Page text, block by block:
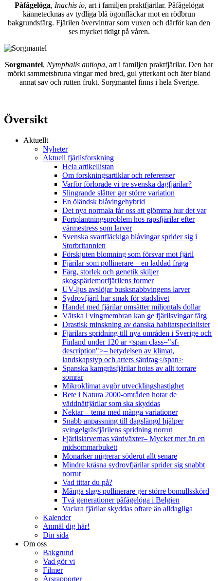
Påfågelöga, Inachis io, art i familjen praktfjärilar. Påfågelögat
kännetecknas av tydliga blå ögonfläckar mot en rödbrun
bakgrundsfärg. Fjärilen övervintrar som vuxen och därför kan den
ses mycket tidigt på våren.
Sorgmantel, Nymphalis antiopa, art i familjen praktfjärilar. Den har
mörkt sammetsbruna vingar med bred, gul ytterkant och äter bland
annat sav och rutten frukt. Sorgmantel finns i hela Sverige.
Översikt
Aktuellt
Nyheter
Aktuell fjärilsforskning
Hela artikellistan
Om forskningsartiklar och referenser
Varför förlorade vi tre svenska dagfjärilar?
Slingrande slåtter ger större variation
En öländsk blåvingehybrid
Det nya normala får oss att glömma hur det var
Fortplantningsproblem hos rapsfjärilar efter
värmestress som larver
Svenska svartfläckiga blåvingar sprider sig i
Storbritannien
Förskjuten blomning som försvar mot fjäril
Fjärilar som pollinerare – en laddad fråga
Färg, storlek och genetik skiljer
skogspärlemorfjärilens former
UV-ljus avslöjar busksnabbvingens larver
Sydrovfjäril har smak för stadslivet
Handel med fjärilar omsätter miljontals dollar
Vätska i vingmembran kan ge fjärilsvingar färg
Drastisk minskning av danska habitatspecialister
Fjärilars spridning till nya områden i Sverige och
Finland under 120 år <span class="sf-
description">– betydelsen av klimat,
landskapstyp och arters särdrag</span>
Spanska kamgräsfjärilar hotas av allt torrare
somrar
Mikroklimat avgör utvecklingshastighet
Bete i Natura 2000-områden hotar de
väddnätfjärilar som ska skyddas
Nektar – tema med många variationer
Snabb anpassning till dagslängd hjälper
svingelgräsfjärilens spridning norrut
Fjärilslarvernas värdväxter– Mycket mer än en
midsommarbukett
Monarker migrerar söderut allt senare
Mindre kräsna sydrovfjärilar sprider sig snabbt
norrut
Vad tittar du på?
Många slags pollinerare ger större bomullsskörd
Två generationer påfågelöga i Belgien
Vackra fjärilar skyddas oftare än alldagliga
Kalender
Anmäl dig här!
Din sida
Om oss
Bakgrund
Vad gör vi
Filmer
Årsrapporter